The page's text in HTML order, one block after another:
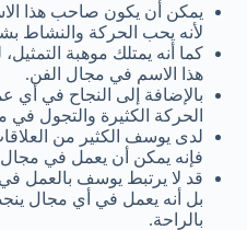
يمكن أن يكون صاحب هذا
لأنه يحب الحركة والنشاط
كما أنه يمتلك موهبة
هذا الاسم في مجال الفن.
بالإضافة إلى النجاح في
الحركة الكثيرة والتجول
لدى يوسف الكثير من
فإنه يمكن أن يعمل في مجال
قد لا يرتبط يوسف بالعمل
بل أنه يعمل في أي مجال
بالراحة.